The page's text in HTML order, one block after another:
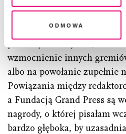
legalność przetwarzania danych
Odmowa
i bohaterek reportażu
pewnie najbliższe miesiące.
postuluje Madajczak, to
wzmocnienie innych
albo na powołanie zupełnie
Powiązania między
a Fundacją Grand Press są
nagrody, o której pisałam
bardzo głęboka, by